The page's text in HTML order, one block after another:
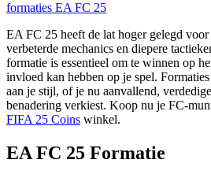
formaties EA FC 25
EA FC 25 heeft de lat hoger gelegd
verbeterde mechanics en diepere
formatie is essentieel om te winnen op
invloed kan hebben op je spel.
aan je stijl, of je nu aanvallend,
benadering verkiest. Koop nu je FC-
FIFA 25 Coins winkel.
EA FC 25 Formatie